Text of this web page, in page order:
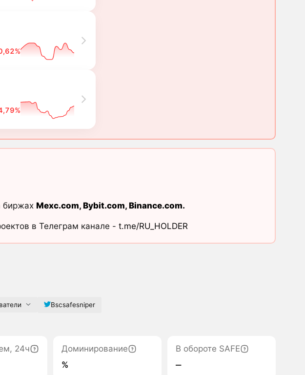
биржах Mexc.com, Bybit.com, Binance.com.
в Телеграм канале - t.me/RU_HOLDER
Bscsafesniper
24ч
Доминирование
%
В обороте SAFE
‒